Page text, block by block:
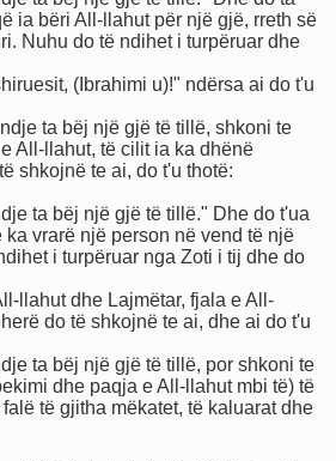
ia bëri All-llahut për një gjë, rreth së
Nuhu do të ndihet i turpëruar dhe
(Ibrahimi u)!" ndërsa ai do t'u
ta bëj një gjë të tillë, shkoni te
All-llahut, të cilit ia ka dhënë
shkojnë te ai, do t'u thotë:
ta bëj një gjë të tillë." Dhe do t'ua
ka vrarë një person në vend të një
i turpëruar nga Zoti i tij dhe do
llahut dhe Lajmëtar, fjala e All-
do të shkojnë te ai, dhe ai do t'u
ta bëj një gjë të tillë, por shkoni te
dhe paqja e All-llahut mbi të) të
të gjitha mëkatet, të kaluarat dhe